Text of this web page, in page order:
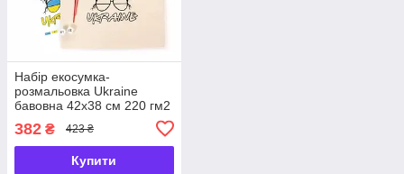
Набір екосумка-
розмальовка Ukraine
бавовна 42х38 см 220 гм2
382 ₴ 423 ₴
Купити